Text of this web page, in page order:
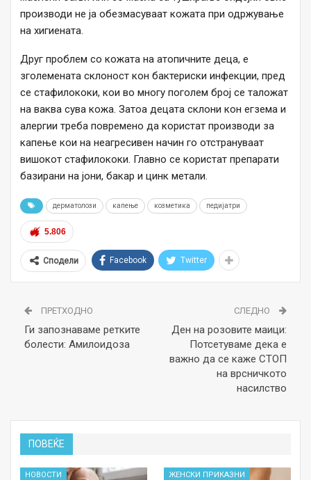
производи не ја обезмасуваат кожата при одржување
на хигиената.
Друг проблем со кожата на атопичните деца, е
зголемената склоност кон бактериски инфекции, пред
се стафилококи, кои во многу поголем број се таложат
на ваква сува кожа. Затоа децата склони кон егзема и
алергии треба повремено да користат производи за
капење кои на неагресивен начин го отстрануваат
вишокот стафилококи. Главно се користат препарати
базирани на јони, бакар и цинк метали.
дерматолози капење козметика педијатри
5.806
Сподели Facebook Twitter
ПРЕТХОДНО
Ги запознаваме ретките
болести: Амилоидоза
СЛЕДНО
Ден на розовите маици:
Потсетуваме дека е
важно да се каже СТОП
на врсничкото
насилство
ПОВЕЌЕ
НОВОСТИ ЖЕНСКИ ПРИКАЗНИ